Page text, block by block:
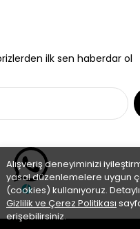
Alışveriş deneyiminizi
yasal düzenlemelere uygun
(cookies) kullanıyoruz.
Gizlilik ve Çerez Politikası
erişebilirsiniz.
ilk sen haberdar ol